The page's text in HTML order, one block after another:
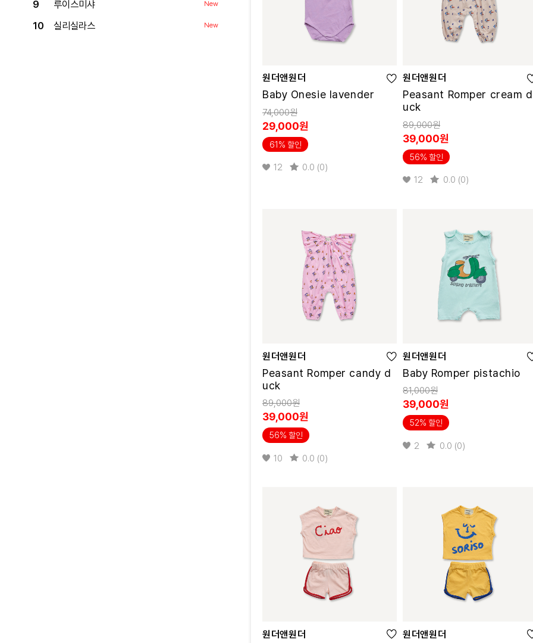
9 루이스미샤 New
10 실리실라스 New
원더앤원더
Baby Onesie lavender
74,000원
29,000원
61% 할인
12 0.0 (0)
원더앤원더
Peasant Romper cream d
uck
89,000원
39,000원
56% 할인
12 0.0 (0)
원더앤원더
Peasant Romper candy d
uck
89,000원
39,000원
56% 할인
10 0.0 (0)
원더앤원더
Baby Romper pistachio
81,000원
39,000원
52% 할인
2 0.0 (0)
원더앤원더 원더앤원더